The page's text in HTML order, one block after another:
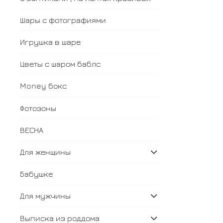
Шары с фотографиями
Игрушка в шаре
Цветы с шаром баблс
Money бокс
Фотозоны
ВЕСНА
Для женщины
Бабушке
Для мужчины
Выписка из роддома